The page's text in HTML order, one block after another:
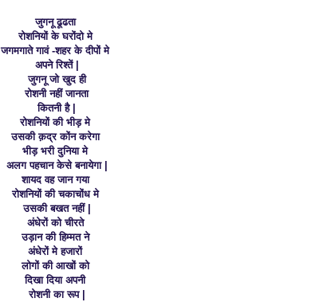
जुगनू ढूढता
रोशनियों के घरोंदो मे
जगमगाते गावं -शहर के दीपों मे
अपने रिश्तें |
जुगनू जो खुद ही
रोशनी नहीं जानता
कितनी है |
रोशनियों की भीड़ मे
उसकी क़द्र कोंन करेगा
भीड़ भरी दुनिया मे
अलग पहचान केसे बनायेगा |
शायद वह जान गया
रोशनियों की चकाचोंध मे
उसकी बखत नहीं |
अंधेरों को चीरते
उड़ान की हिम्मत ने
अंधेरों मे हजारों
लोगों की आखों को
दिखा दिया अपनी
रोशनी का रूप |